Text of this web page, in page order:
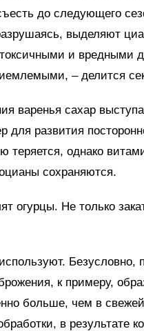
до следующего
выделяют
и вредными
– делится
варенья сахар
для развития
теряется, однако
сохраняются.
огурцы. Не только
Безусловно,
к примеру,
больше, чем в
в результате